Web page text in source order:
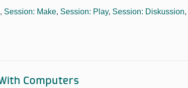
, Session: Make, Session: Play, Session: Diskussion,
Computers